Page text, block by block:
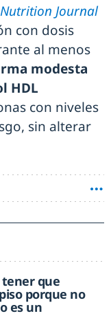
Nutrition Journal
con dosis
al menos
modesta
HDL
con niveles
sin alterar
tener que
porque no
es un